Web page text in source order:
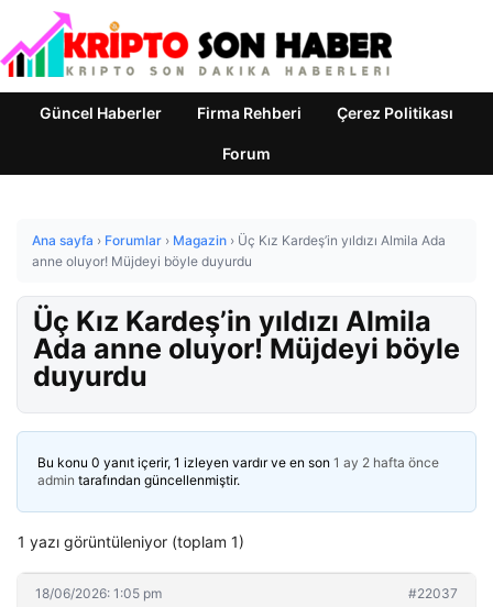
Güncel Haberler Firma Rehberi Çerez Politikası
Forum
Ana sayfa › Forumlar › Magazin › Üç Kız Kardeş’in yıldızı Almila Ada
anne oluyor! Müjdeyi böyle duyurdu
Üç Kız Kardeş’in yıldızı Almila
Ada anne oluyor! Müjdeyi böyle
duyurdu
Bu konu 0 yanıt içerir, 1 izleyen vardır ve en son 1 ay 2 hafta önce
admin tarafından güncellenmiştir.
1 yazı görüntüleniyor (toplam 1)
18/06/2026: 1:05 pm #22037